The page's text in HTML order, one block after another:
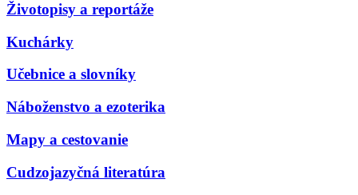
Životopisy a reportáže
Kuchárky
Učebnice a slovníky
Náboženstvo a ezoterika
Mapy a cestovanie
Cudzojazyčná literatúra